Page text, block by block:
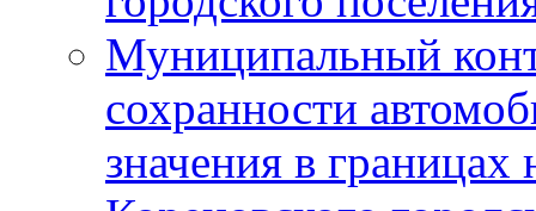
Муниципальный
сохранности
значения в